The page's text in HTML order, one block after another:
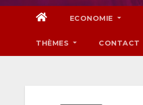
ECONOMIE
THÈMES CONTACT